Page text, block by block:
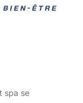
spa se